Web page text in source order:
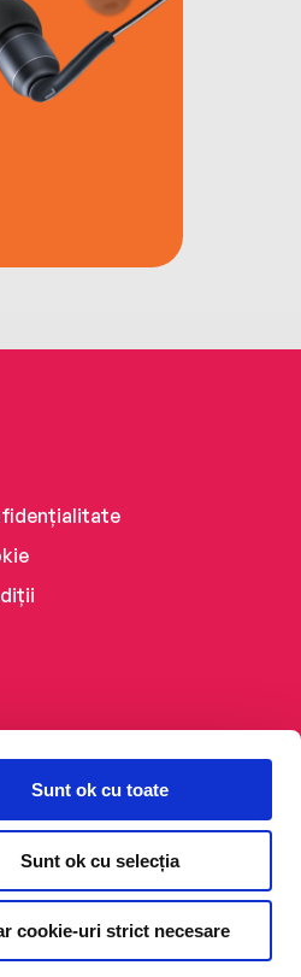
Sunt ok cu toate
Sunt ok cu selecția
cookie-uri strict necesare